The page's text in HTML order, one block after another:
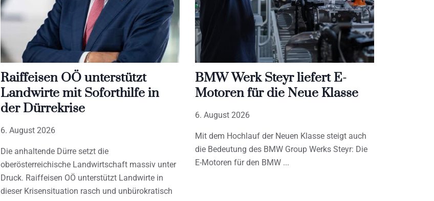
Raiffeisen OÖ unterstützt
Landwirte mit Soforthilfe in
der Dürrekrise
6. August 2026
Die anhaltende Dürre setzt die
oberösterreichische Landwirtschaft massiv unter
Druck. Raiffeisen OÖ unterstützt Landwirte in
dieser Krisensituation rasch und unbürokratisch
BMW Werk Steyr liefert E-
Motoren für die Neue Klasse
6. August 2026
Mit dem Hochlauf der Neuen Klasse steigt auch
die Bedeutung des BMW Group Werks Steyr: Die
E-Motoren für den BMW